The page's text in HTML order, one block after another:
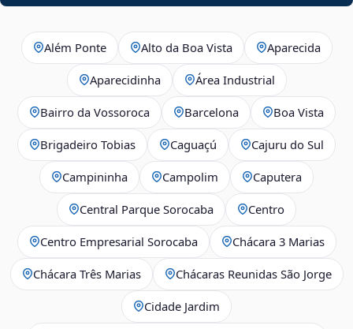
Além Ponte Alto da Boa Vista Aparecida
Aparecidinha Área Industrial
Bairro da Vossoroca Barcelona Boa Vista
Brigadeiro Tobias Caguaçú Cajuru do Sul
Campininha Campolim Caputera
Central Parque Sorocaba Centro
Centro Empresarial Sorocaba Chácara 3 Marias
Chácara Três Marias Chácaras Reunidas São Jorge
Cidade Jardim